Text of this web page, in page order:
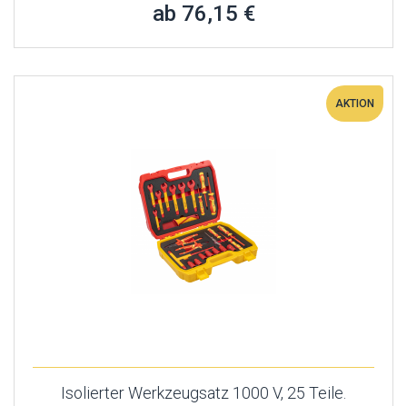
ab 76,15 €
AKTION
Isolierter Werkzeugsatz 1000 V, 25 Teile.